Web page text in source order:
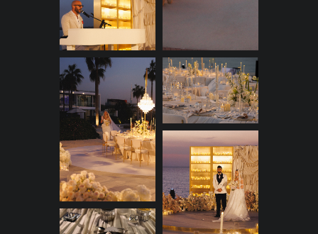
атмосферу. Вместо
традиционной арки
мы использовали изящные
тканевые драпировки
и множество цветов. Зону
трогательной встречи пары
украсили десятки свечей
— их огоньки отражались
в глазах влюбленных.
Ребята отказались от